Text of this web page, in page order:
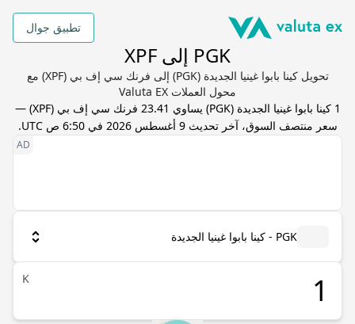
تطبيق جوال
PGK إلى XPF
تحويل كينا بابوا غينيا الجديدة (PGK) إلى فرنك سي إف بي (XPF) مع
محول العملات Valuta EX
1 كينا بابوا غينيا الجديدة (
PGK) يساوي 23.41 فرنك سي إف بي (
XPF
) —
سعر منتصف السوق، آخر تحديث9 أغسطس 2026 في 6:50 ص UTC .
PGK - كينا بابوا غينيا الجديدة
K